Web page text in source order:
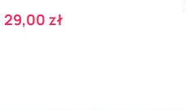
Cena
29,00 zł